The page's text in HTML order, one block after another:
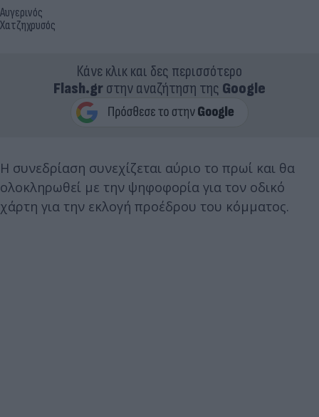
Αυγερινός
Χατζηχρυσός
Κάνε κλικ και δες περισσότερο
Flash.grστην αναζήτηση της Google
Η συνεδρίαση συνεχίζεται αύριο το πρωί και θα
ολοκληρωθεί με την ψηφοφορία για τον οδικό
χάρτη για την εκλογή προέδρου του κόμματος.